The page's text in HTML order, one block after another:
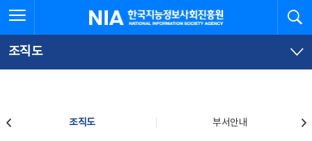
문
로
가
체
뉴
바
가
한국지능정보사회진흥원
조직도
조직도 부서안내